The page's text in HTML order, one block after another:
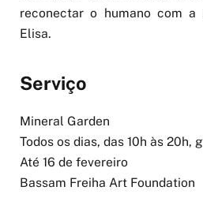
reconectar o humano com a
Elisa.
Serviço
Mineral Garden
Todos os dias, das 10h às 20h,
Até 16 de fevereiro
Bassam Freiha Art Foundation